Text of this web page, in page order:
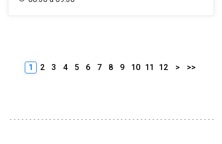
1 2 3 4 5 6 7 8 9 10 11 12 > >>